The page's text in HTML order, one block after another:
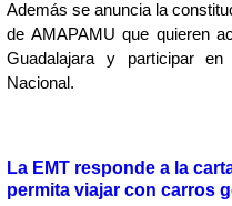
Además se anuncia la
de AMAPAMU que quieren
Guadalajara y participar
Nacional.
La EMT responde a la
permita viajar con carros